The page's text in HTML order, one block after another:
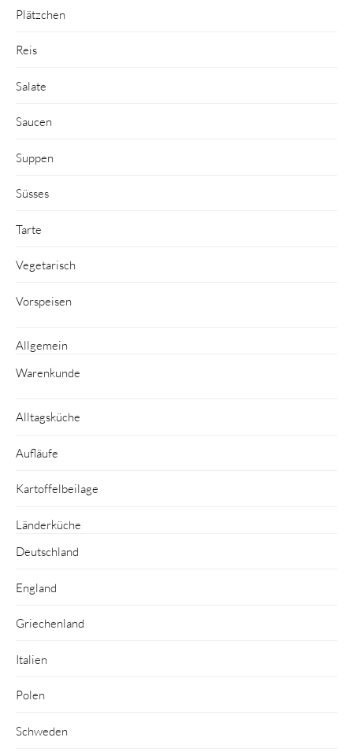
Plätzchen
Reis
Salate
Saucen
Suppen
Süsses
Tarte
Vegetarisch
Vorspeisen
Allgemein
Warenkunde
Alltagsküche
Aufläufe
Kartoffelbeilage
Länderküche
Deutschland
England
Griechenland
Italien
Polen
Schweden